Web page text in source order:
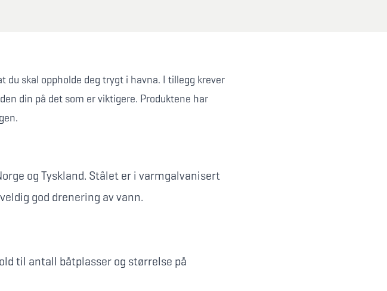
skal oppholde deg trygt i havna. I tillegg krever
din på det som er viktigere. Produktene har
og Tyskland. Stålet er i varmgalvanisert
god drenering av vann.
til antall båtplasser og størrelse på